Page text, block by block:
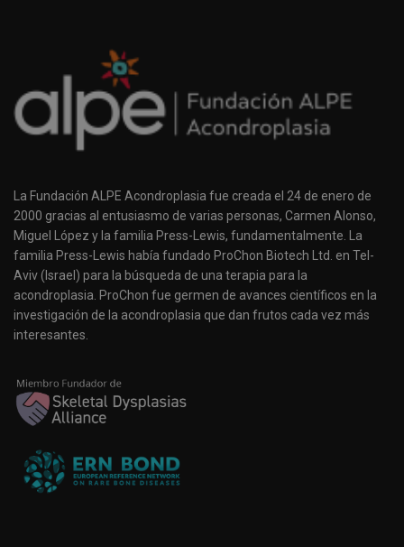
La Fundación ALPE Acondroplasia fue creada el 24 de enero de
2000 gracias al entusiasmo de varias personas, Carmen Alonso,
Miguel López y la familia Press-Lewis, fundamentalmente. La
familia Press-Lewis había fundado ProChon Biotech Ltd. en Tel-
Aviv (Israel) para la búsqueda de una terapia para la
acondroplasia. ProChon fue germen de avances científicos en la
investigación de la acondroplasia que dan frutos cada vez más
interesantes.